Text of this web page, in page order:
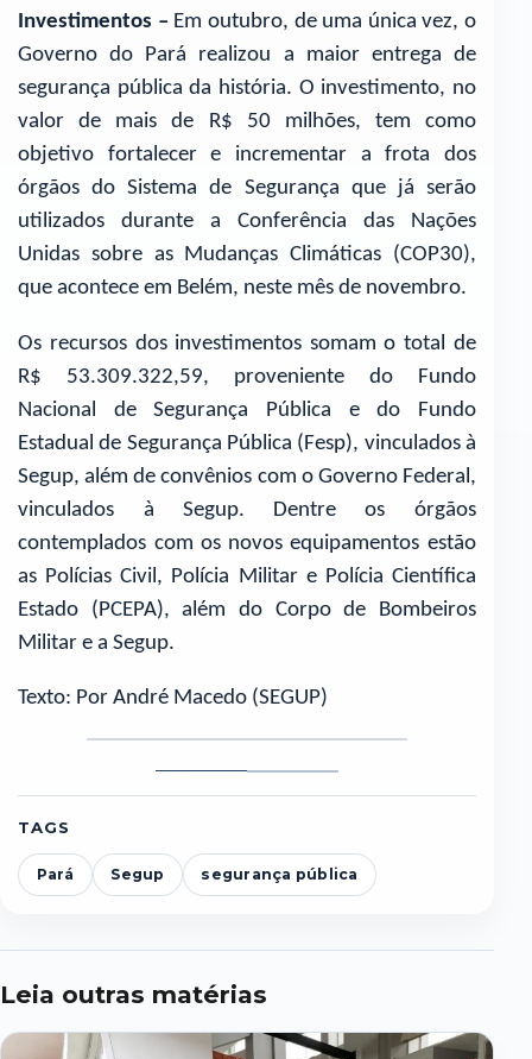
Investimentos – Em outubro, de uma única vez, o
Governo do Pará realizou a maior entrega de
segurança pública da história. O investimento, no
valor de mais de R$ 50 milhões, tem como
objetivo fortalecer e incrementar a frota dos
órgãos do Sistema de Segurança que já serão
utilizados durante a Conferência das Nações
Unidas sobre as Mudanças Climáticas (COP30),
que acontece em Belém, neste mês de novembro.
Os recursos dos investimentos somam o total de
R$ 53.309.322,59, proveniente do Fundo
Nacional de Segurança Pública e do Fundo
Estadual de Segurança Pública (Fesp), vinculados à
Segup, além de convênios com o Governo Federal,
vinculados à Segup. Dentre os órgãos
contemplados com os novos equipamentos estão
as Polícias Civil, Polícia Militar e Polícia Científica
Estado (PCEPA), além do Corpo de Bombeiros
Militar e a Segup.
Texto: Por André Macedo (SEGUP)
1
2
TAGS
Pará Segup segurança pública
Leia outras matérias